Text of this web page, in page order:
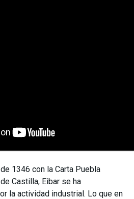
1346 con la Carta Puebla
Castilla, Eibar se ha
la actividad industrial. Lo que en